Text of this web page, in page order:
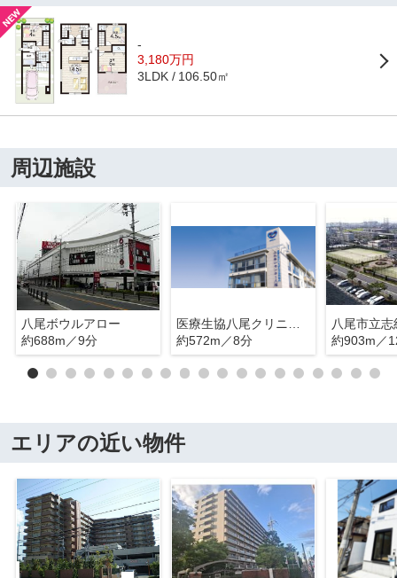
-
3,180万円
3LDK 106.50㎡
周辺施設
八尾ボウルアロー
約688m／9分
約572m／8分
八尾市立
約903m／
エリアの近い物件